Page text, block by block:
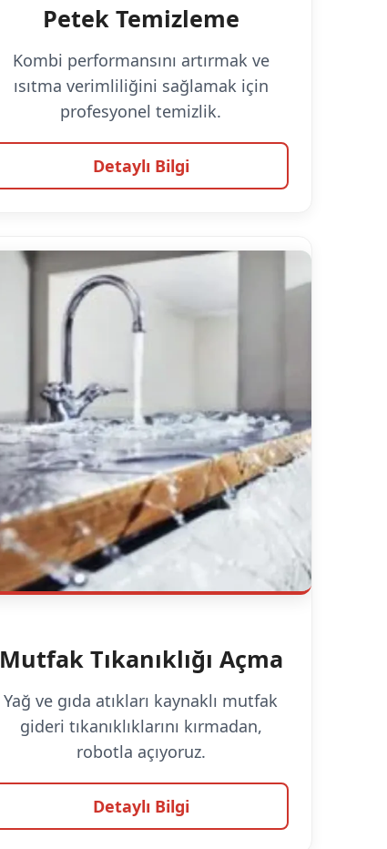
Petek Temizleme
Kombi performansını artırmak ve
ısıtma verimliliğini sağlamak için
profesyonel temizlik.
Detaylı Bilgi
Mutfak Tıkanıklığı Açma
Yağ ve gıda atıkları kaynaklı mutfak
gideri tıkanıklıklarını kırmadan,
robotla açıyoruz.
Detaylı Bilgi